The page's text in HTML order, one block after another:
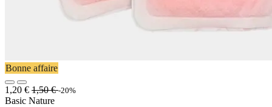
Bonne affaire
1,20 € 1,50€ -20%
Basic Nature